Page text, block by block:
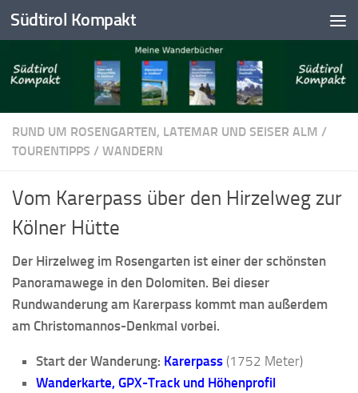
Skip to content
Südtirol Kompakt
RUND UM ROSENGARTEN, LATEMAR UND SEISER ALM /
TOURENTIPPS / WANDERN
Vom Karerpass über den Hirzelweg zur
Kölner Hütte
Der Hirzelweg im Rosengarten ist einer der schönsten
Panoramawege in den Dolomiten. Bei dieser
Rundwanderung am Karerpass kommt man außerdem
am Christomannos-Denkmal vorbei.
Start der Wanderung: Karerpass (1752 Meter)
Wanderkarte, GPX-Track und Höhenprofil